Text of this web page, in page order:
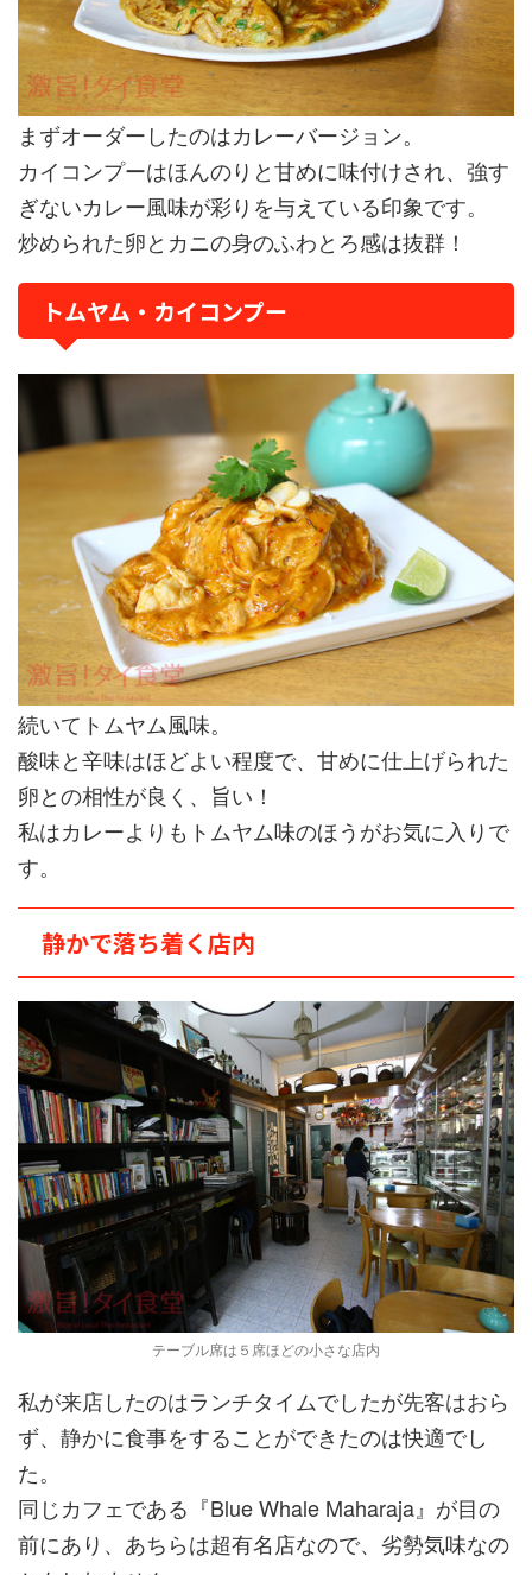
まずオーダーしたのはカレーバージョン。
カイコンプーはほんのりと甘めに味付けされ、強す
ぎないカレー風味が彩りを与えている印象です。
炒められた卵とカニの身のふわとろ感は抜群！
トムヤム・カイコンプー
続いてトムヤム風味。
酸味と辛味はほどよい程度で、甘めに仕上げられた
卵との相性が良く、旨い！
私はカレーよりもトムヤム味のほうがお気に入りで
す。
静かで落ち着く店内
テーブル席は５席ほどの小さな店内
私が来店したのはランチタイムでしたが先客はおら
ず、静かに食事をすることができたのは快適でし
た。
同じカフェである『Blue Whale Maharaja』が目の
前にあり、あちらは超有名店なので、劣勢気味なの